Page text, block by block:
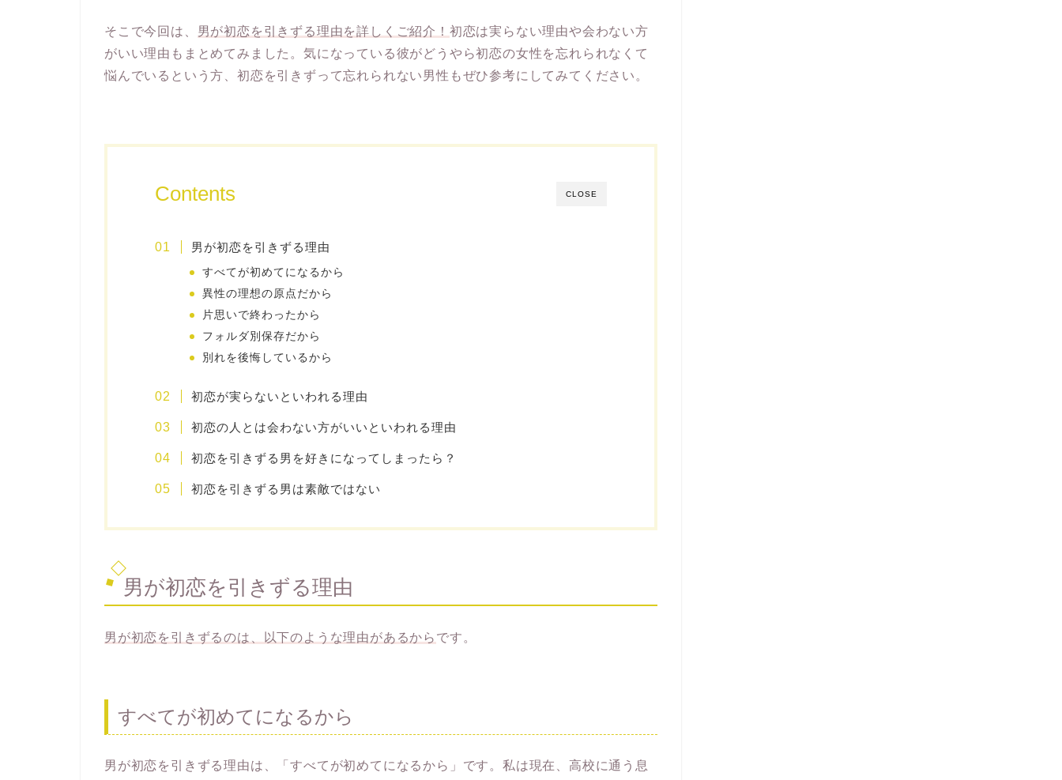
そこで今回は、 男が初恋を引きずる理由を詳しくご紹介！ 初恋は実らない理由や会わない方
がいい理由もまとめてみました。気になっている彼がどうやら初恋の女性を忘れられなくて
悩んでいるという方、初恋を引きずって忘れられない男性もぜひ参考にしてみてください。
CLOSE
Contents
男が初恋を引きずる理由
すべてが初めてになるから
異性の理想の原点だから
片思いで終わったから
フォルダ別保存だから
別れを後悔しているから
初恋が実らないといわれる理由
初恋の人とは会わない方がいいといわれる理由
初恋を引きずる男を好きになってしまったら？
初恋を引きずる男は素敵ではない
男が初恋を引きずる理由
男が初恋を引きずるのは、以下のような理由があるから です。
すべてが初めてになるから
男が初恋を引きずる理由は、「すべてが初めてになるから」です。私は現在、高校に通う息